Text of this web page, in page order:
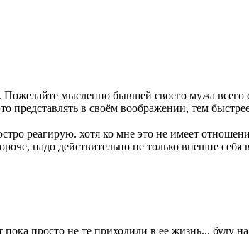
Пожелайте мысленно бывшей своего мужа всего
в своём воображении, тем
реагирую. хотя ко мне это не имеет
надо действительно не только внешне
просто не те приходили в ее жизнь... буду